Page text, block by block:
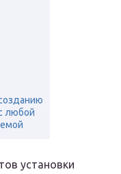
любой
установки